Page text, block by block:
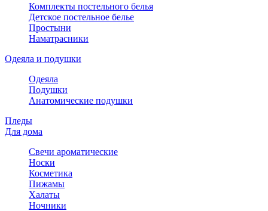
Комплекты постельного белья
Детское постельное белье
Простыни
Наматрасники
Одеяла и подушки
Одеяла
Подушки
Анатомические подушки
Пледы
Для дома
Свечи ароматические
Носки
Косметика
Пижамы
Халаты
Ночники